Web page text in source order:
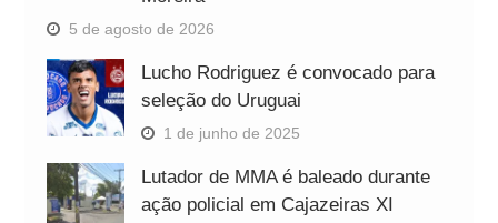
5 de agosto de 2026
Lucho Rodriguez é convocado para
seleção do Uruguai
1 de junho de 2025
Lutador de MMA é baleado durante
ação policial em Cajazeiras XI